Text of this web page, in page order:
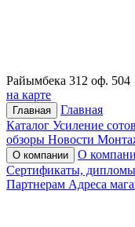
Райымбека 312 оф. 504
на карте
Главная
Главная
Каталог Усиление
обзоры Новости
О компании
О
Сертификаты, дипломы
Партнерам Адреса